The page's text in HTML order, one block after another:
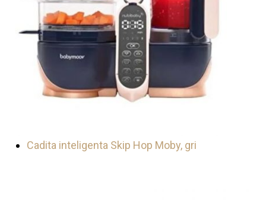
Cadita inteligenta Skip Hop Moby, gri